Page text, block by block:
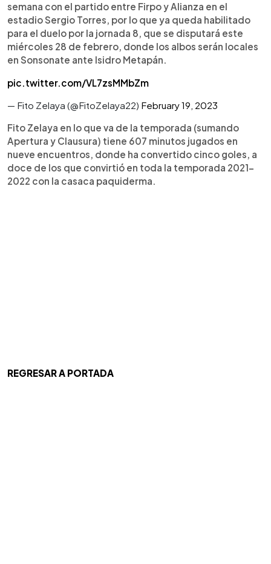
semana con el partido entre Firpo y Alianza en el
estadio Sergio Torres, por lo que ya queda habilitado
para el duelo por la jornada 8, que se disputará este
miércoles 28 de febrero, donde los albos serán locales
en Sonsonate ante Isidro Metapán.
pic.twitter.com/VL7zsMMbZm
— Fito Zelaya (@FitoZelaya22) February 19, 2023
Fito Zelaya en lo que va de la temporada (sumando
Apertura y Clausura) tiene 607 minutos jugados en
nueve encuentros, donde ha convertido cinco goles, a
doce de los que convirtió en toda la temporada 2021-
2022 con la casaca paquiderma.
REGRESAR A PORTADA